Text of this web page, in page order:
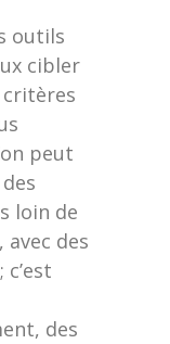
outils
cibler
peut
loin de
avec des
des